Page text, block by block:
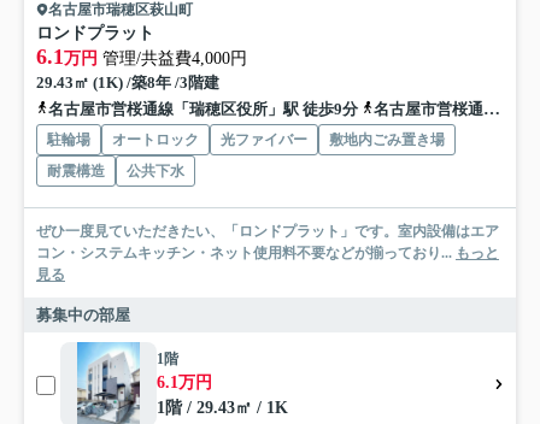
名古屋市瑞穂区萩山町
ロンドプラット
6.1万円 管理/共益費4,000円
29.43㎡ (1K) /築8年 /3階建
名古屋市営桜通線「瑞穂区役所」駅 徒歩9分
名古屋市営桜通線「瑞穂運動場西」駅 徒歩13分
駐輪場 オートロック 光ファイバー
敷地内ごみ置き場
耐震構造
公共下水
ぜひ一度見ていただきたい、「ロンドプラット」です。室内設備はエア
コン・システムキッチン・ネット使用料不要などが揃っており... もっと
見る
募集中の部屋
1階
6.1万円
1階 / 29.43㎡ / 1K